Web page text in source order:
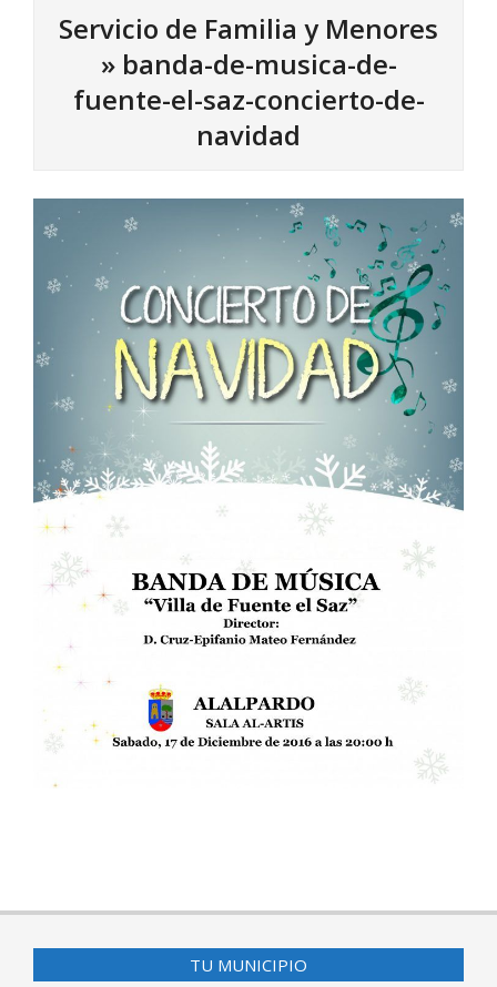
Servicio de Familia y Menores
» banda-de-musica-de-
fuente-el-saz-concierto-de-
navidad
TU MUNICIPIO